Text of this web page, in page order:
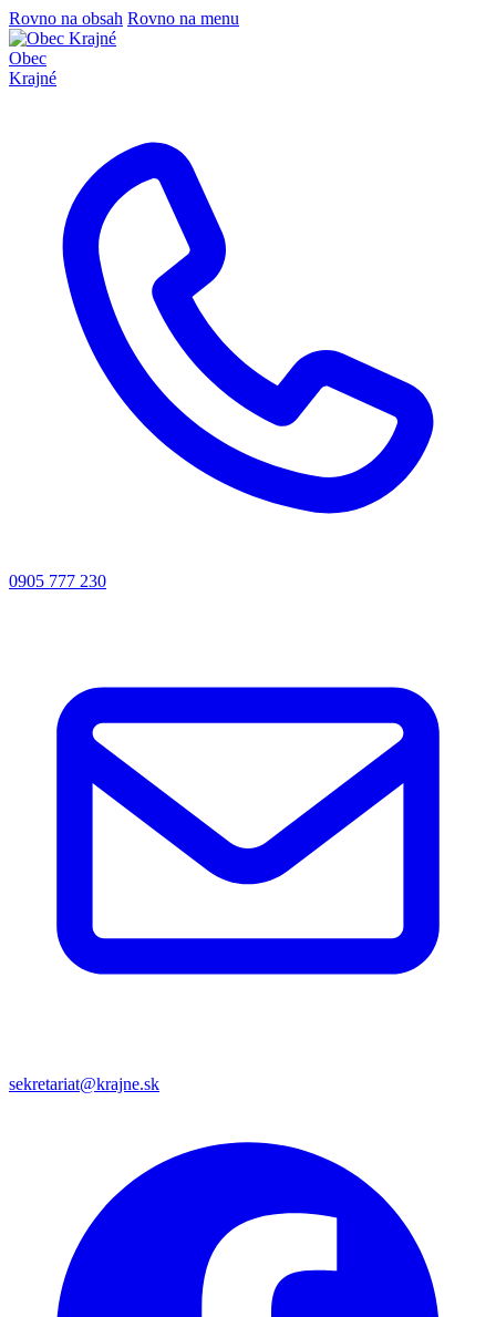
Rovno na obsah Rovno na menu
Obec
Krajné
0905 777 230
sekretariat@krajne.sk